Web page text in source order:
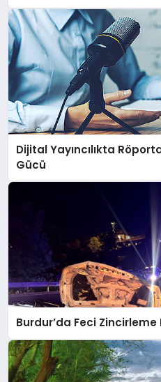
Dijital Yayıncılıkta
Gücü
Burdur’da Feci Zincirleme